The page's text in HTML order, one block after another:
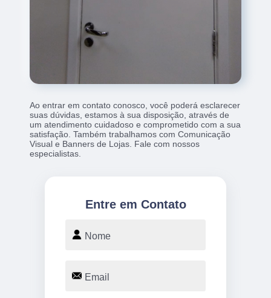
Ao entrar em contato conosco, você poderá esclarecer
suas dúvidas, estamos à sua disposição, através de
um atendimento cuidadoso e comprometido com a sua
satisfação. Também trabalhamos com Comunicação
Visual e Banners de Lojas. Fale com nossos
especialistas.
Entre em Contato